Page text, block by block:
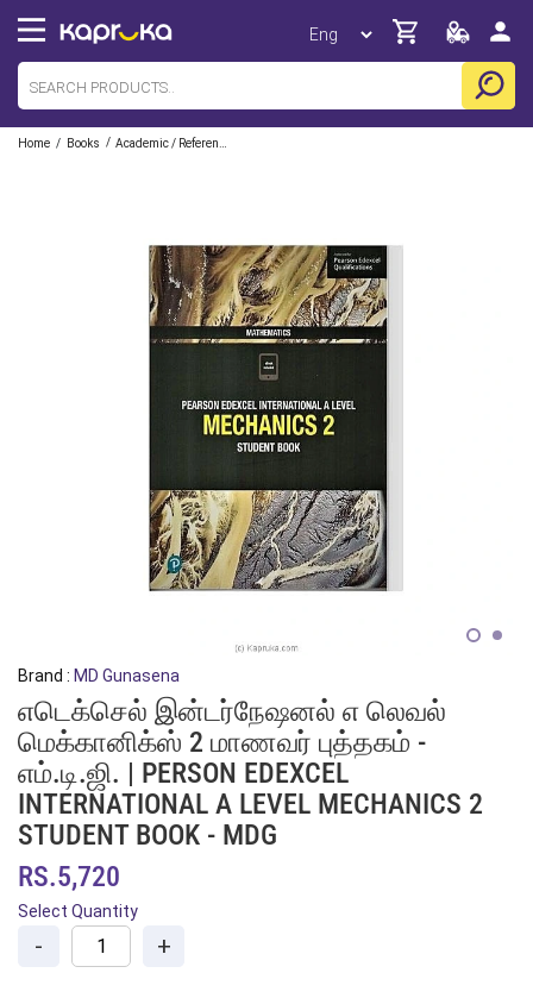
Home / Books /
Brand : MD Gunasena
எடெக்செல் இன்டர்நேஷனல் எ லெவல்
மெக்கானிக்ஸ் 2 மாணவர் புத்தகம் -
எம்.டி.ஜி. | PERSON EDEXCEL
INTERNATIONAL A LEVEL MECHANICS 2
STUDENT BOOK - MDG
RS.5,720
Select Quantity
- +